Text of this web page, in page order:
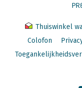
Thuiswinkel
Colofon